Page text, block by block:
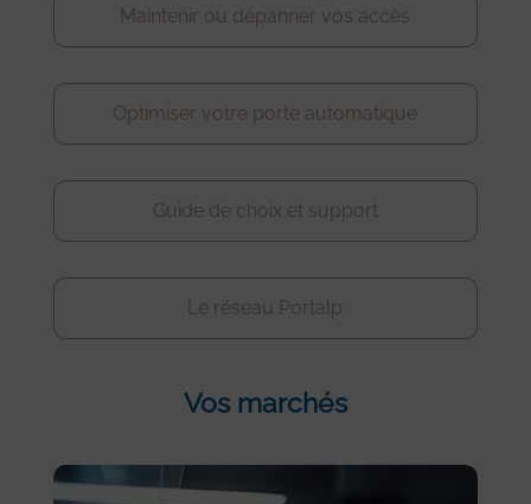
Maintenir ou dépanner vos accès
Optimiser votre porte automatique
Guide de choix et support
Le réseau Portalp
Vos marchés